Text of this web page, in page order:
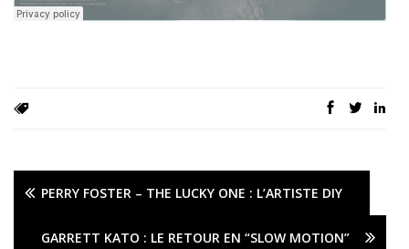
PERRY FOSTER – THE LUCKY ONE : L’ARTISTE DIY
GARRETT KATO : LE RETOUR EN “SLOW MOTION”